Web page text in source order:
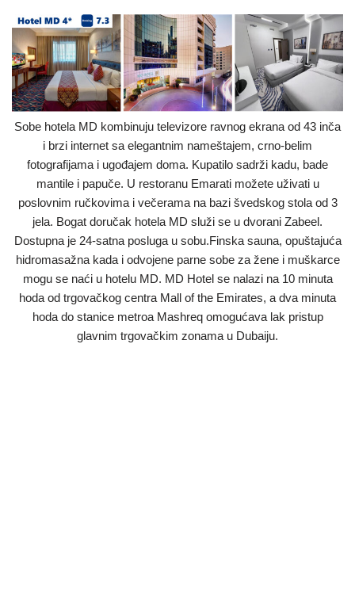
Sobe hotela MD kombinuju televizore ravnog ekrana od 43 inča
i brzi internet sa elegantnim nameštajem, crno-belim
fotografijama i ugođajem doma. Kupatilo sadrži kadu, bade
mantile i papuče. U restoranu Emarati možete uživati ​​u
poslovnim ručkovima i večerama na bazi švedskog stola od 3
jela. Bogat doručak hotela MD služi se u dvorani Zabeel.
Dostupna je 24-satna posluga u sobu.Finska sauna, opuštajuća
hidromasažna kada i odvojene parne sobe za žene i muškarce
mogu se naći u hotelu MD. MD Hotel se nalazi na 10 minuta
hoda od trgovačkog centra Mall of the Emirates, a dva minuta
hoda do stanice metroa Mashreq omogućava lak pristup
glavnim trgovačkim zonama u Dubaiju.